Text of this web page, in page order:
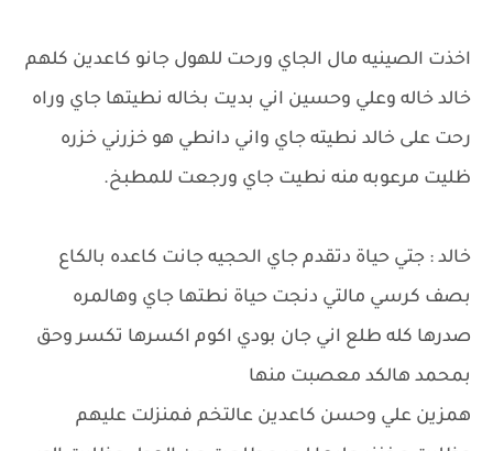
اخذت الصينيه مال الجاي ورحت للهول جانو كاعدين كلهم
خالد خاله وعلي وحسين اني بديت بخاله نطيتها جاي وراه
رحت على خالد نطيته جاي واني دانطي هو خزرني خزره
ظليت مرعوبه منه نطيت جاي ورجعت للمطبخ.
خالد : جتي حياة دتقدم جاي الحجيه جانت كاعده بالكاع
بصف كرسي مالتي دنجت حياة نطتها جاي وهالمره
صدرها كله طلع اني جان بودي اكوم اكسرها تكسر وحق
بمحمد هالكد معصبت منها
همزين علي وحسن كاعدين عالتخم فمنزلت عليهم